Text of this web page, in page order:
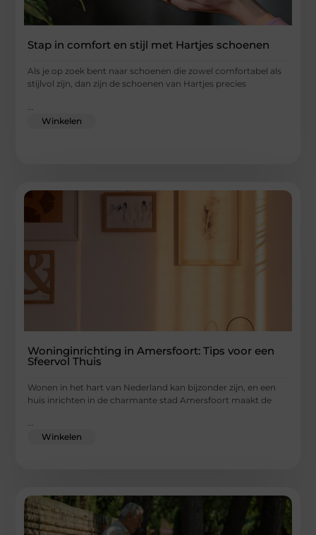
Stap in comfort en stijl met Hartjes schoenen
Als je op zoek bent naar schoenen die zowel comfortabel als
stijlvol zijn, dan zijn de schoenen van Hartjes precies
Winkelen
Woninginrichting in Amersfoort: Tips voor een
Sfeervol Thuis
Wonen in het hart van Nederland kan bijzonder zijn, en een
huis inrichten in de charmante stad Amersfoort maakt de
...
Winkelen